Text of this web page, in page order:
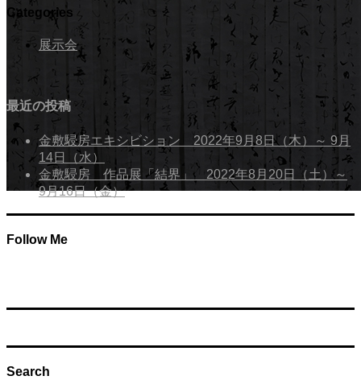
page-landing-5
Categories
展示会
最近の投稿
金敷駸房エキシビション 2022年9月8日（木）～ 9月
14日（水）
金敷駸房 作品展「結界」 2022年8月20日（土）～
9月16日（金）
Follow Me
Search